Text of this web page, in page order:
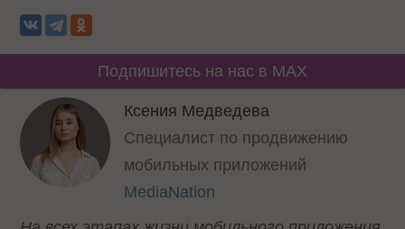
Подпишитесь на нас в MAX
Ксения Медведева
Cпециалист по продвижению
мобильных приложений
MediaNation